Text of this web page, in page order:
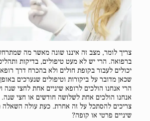
צריך לומר, מצב זה איננו שונה מאשר מה
ברפואה. הרי יש לא מעט טיפולים, בדיקות
יכולים לעבור בקופת חולים ולא בהכרח דרך
שכאן מדובר על ביקורות וטיפולים שנערכים
הרי אנחנו הולכים לרופא שיניים אחת לחצי שנה
אנחנו הולכים אחת לשלושה חודשים או חצי
צריכים להסתכל על זה אחרת. כעת עולה השאלה
שיניים פרטי או קופה?